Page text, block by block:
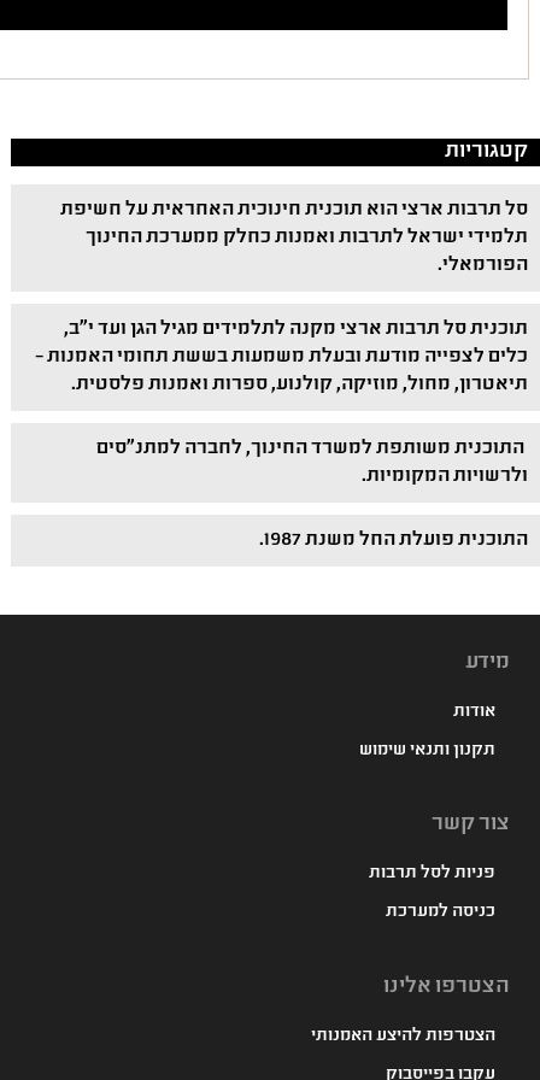
קטגוריות
סל תרבות ארצי הוא תוכנית חינוכית האחראית על חשיפת
תלמידי ישראל לתרבות ואמנות כחלק ממערכת החינוך
הפורמאלי.
תוכנית סל תרבות ארצי מקנה לתלמידים מגיל הגן ועד י"ב,
כלים לצפייה מודעת ובעלת משמעות בששת תחומי האמנות –
תיאטרון, מחול, מוזיקה, קולנוע, ספרות ואמנות פלסטית.
התוכנית משותפת למשרד החינוך, לחברה למתנ"סים
ולרשויות המקומיות.
התוכנית פועלת החל משנת 1987.
מידע
אודות
תקנון ותנאי שימוש
צור קשר
פניות לסל תרבות
כניסה למערכת
הצטרפו אלינו
הצטרפות להיצע האמנותי
עקבו בפייסבוק